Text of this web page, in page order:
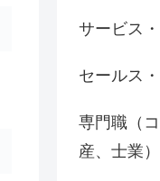
サービス
セールス
専門職（
産、士業）